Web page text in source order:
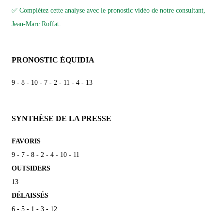
✅ Complétez cette analyse avec le pronostic vidéo de notre consultant,
Jean-Marc Roffat.
PRONOSTIC ÉQUIDIA
9 - 8 - 10 - 7 - 2 - 11 - 4 - 13
SYNTHÈSE DE LA PRESSE
FAVORIS
9 - 7 - 8 - 2 - 4 - 10 - 11
OUTSIDERS
13
DÉLAISSÉS
6 - 5 - 1 - 3 - 12